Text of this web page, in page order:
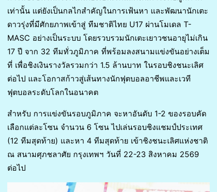
เท่านั้น แต่ยังเป็นกลไกสำคัญในการเฟ้นหา และพัฒนานักเตะ
ดาวรุ่งที่มีศักยภาพเข้าสู่ ทีมชาติไทย U17 ผ่านโมเดล T-
MASC อย่างเป็นระบบ โดยรวบรวมนักเตะเยาวชนอายุไม่เกิน
17 ปี จาก 32 ทีมทั่วภูมิภาค ที่พร้อมลงสนามแข่งขันอย่างเต็ม
ที่ เพื่อชิงเงินรางวัลรวมกว่า 1.5 ล้านบาท ในรอบชิงชนะเลิศ
ต่อไป และโอกาสก้าวสู่เส้นทางนักฟุตบอลอาชีพและเวที
ฟุตบอลระดับโลกในอนาคต
สำหรับ การแข่งขันรอบภูมิภาค จะหาอันดับ 1-2 ของรอบคัด
เลือกแต่ละโซน จำนวน 6 โซน ไปเล่นรอบชิงแชมป์ประเทศ
(12 ทีมสุดท้าย) และหา 4 ทีมสุดท้าย เข้าชิงชนะเลิศแห่งชาติ
ณ สนามศุภชลาศัย กรุงเทพฯ วันที่ 22-23 สิงหาคม 2569
ต่อไป